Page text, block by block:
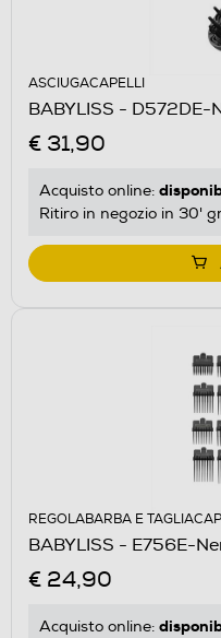
ASCIUGACAPELLI
BABYLISS -
€ 31,90
Acquisto online:
Ritiro in negozio in 30'
REGOLABARBA E
BABYLISS - E756E-
€ 24,90
Acquisto online: